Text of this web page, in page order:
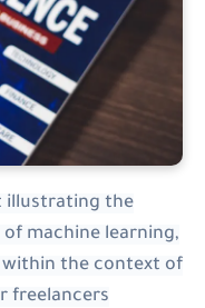
illustrating the
of machine
within the context
for freelancers